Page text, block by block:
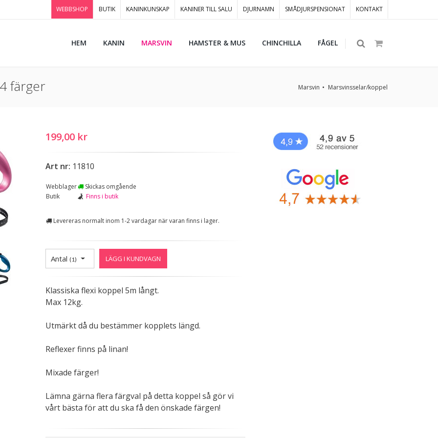
WEBBSHOP BUTIK KANINKUNSKAP KANINER TILL SALU DJURNAMN SMÅDJURSPENSIONAT KONTAKT
HEM KANIN MARSVIN HAMSTER & MUS CHINCHILLA FÅGEL
färger Marsvin Marsvinsselar/koppel
199,00 kr
Art nr: 11810
Webblager
Skickas omgående
Butik
Finns i butik
Levereras normalt inom 1-2 vardagar när varan finns i lager.
Antal (1) LÄGG I KUNDVAGN
Klassiska flexi koppel 5m långt.
Max 12kg.
Utmärkt då du bestämmer kopplets längd.
Reflexer finns på linan!
Mixade färger!
Lämna gärna flera färgval på detta koppel så gör vi
vårt bästa för att du ska få den önskade färgen!